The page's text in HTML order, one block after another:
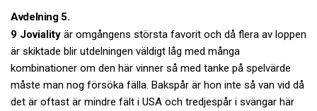
Avdelning 5.
9 Joviality är omgångens största favorit och då flera av loppen
är skiktade blir utdelningen väldigt låg med många
kombinationer om den här vinner så med tanke på spelvärde
måste man nog försöka fälla. Bakspår är hon inte så van vid då
det är oftast är mindre fält i USA och tredjespår i svängar här